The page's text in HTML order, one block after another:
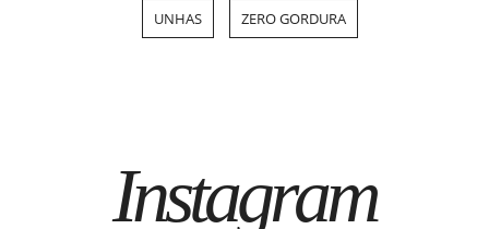
UNHAS ZERO GORDURA
Instagram